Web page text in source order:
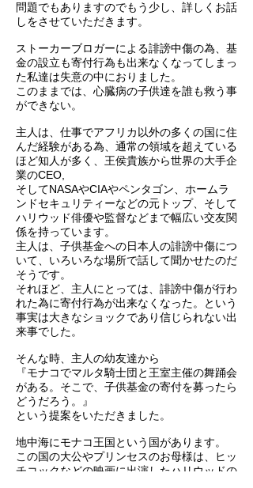
問題でもありますのでもう少し、詳しくお話
しをさせていただきます。
ストーカーブロガーによる誹謗中傷の為、基
金の設立も寄付行為も出来なくなってしまっ
た私達は失意の中におりました。
このままでは、心臓病の子供達を誰も救う事
ができない。
主人は、仕事でアフリカ以外の多くの国に住
んだ経験がある為、通常の領域を超えている
ほど知人が多く、王侯貴族から世界の大手企
業のCEO,
そしてNASAやCIAやペンタゴン、ホームラ
ンドセキュリティーなどの元トップ、そして
ハリウッド俳優や監督などまで幅広い交友関
係を持っています。
主人は、子供基金への日本人の誹謗中傷につ
いて、いろいろな場所で話して聞かせたのだ
そうです。
それほど、主人にとっては、誹謗中傷が行わ
れた為に寄付行為が出来なくなった。という
事実は大きなショックであり信じられない出
来事でした。
そんな時、主人の幼友達から
『モナコでマルタ騎士団と王室主催の舞踊会
がある。そこで、子供基金の寄付を募ったら
どうだろう。』
という提案をいただきました。
地中海にモナコ王国という国があります。
この国の大公やプリンセスのお母様は、ヒッ
チコックなどの映画に出演したハリウッドの